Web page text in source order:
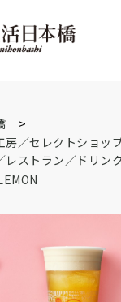
>
房／セレクトショッ
レストラン／ドリンク